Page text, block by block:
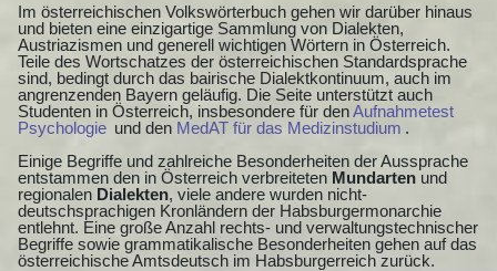
Im österreichischen Volkswörterbuch gehen wir darüber hinaus
und bieten eine einzigartige Sammlung von Dialekten,
Austriazismen und generell wichtigen Wörtern in Österreich.
Teile des Wortschatzes der österreichischen Standardsprache
sind, bedingt durch das bairische Dialektkontinuum, auch im
angrenzenden Bayern geläufig. Die Seite unterstützt auch
Studenten in Österreich, insbesondere für denAufnahmetest
Psychologie und den MedAT für das Medizinstudium .
Einige Begriffe und zahlreiche Besonderheiten der Aussprache
entstammen den in Österreich verbreiteten Mundarten und
regionalen Dialekten, viele andere wurden nicht-
deutschsprachigen Kronländern der Habsburgermonarchie
entlehnt. Eine große Anzahl rechts- und verwaltungstechnischer
Begriffe sowie grammatikalische Besonderheiten gehen auf das
österreichische Amtsdeutsch im Habsburgerreich zurück.